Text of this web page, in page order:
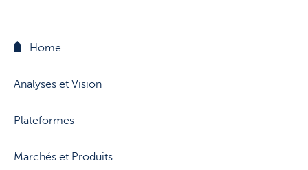
Home
Analyses et Vision
Plateformes
Marchés et Produits